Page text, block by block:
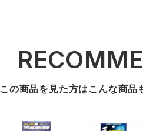
この商品を見た方はこんな商品